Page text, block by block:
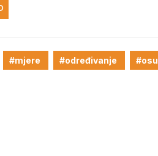
#mjere #određivanje